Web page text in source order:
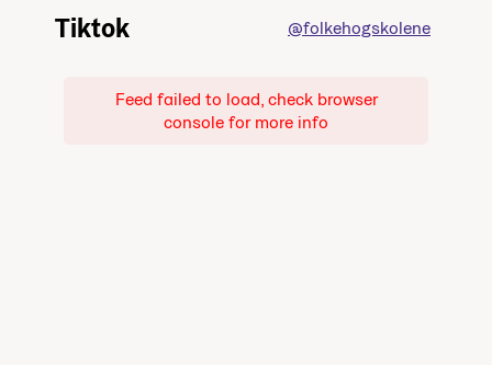
Tiktok @folkehogskolene
Feed failed to load, check browser
console for more info